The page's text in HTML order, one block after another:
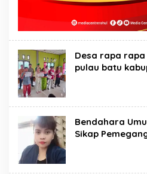
Desa rapa
pulau batu
Bendahara
Sikap